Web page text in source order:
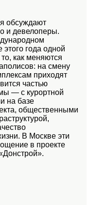
обсуждают
и девелоперы.
года одной
как меняются
на смену
приходят
частью
— с курортной
на базе
общественными
В Москве эти
в проекте